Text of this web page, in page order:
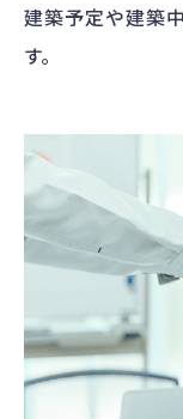
建築予定や建築
す。